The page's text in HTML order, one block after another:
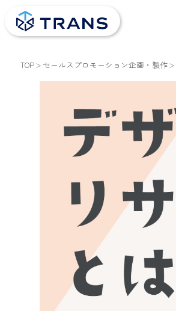
TOP セールスプロモーション企画・製作